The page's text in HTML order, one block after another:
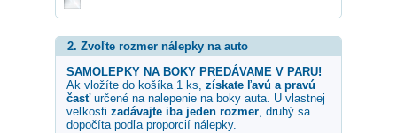
2. Zvoľte rozmer nálepky na auto
SAMOLEPKY NA BOKY PREDÁVAME V PARU!
Ak vložíte do košíka 1 ks, získate ľavú a pravú
časťurčené na nalepenie na boky auta. U vlastnej
veľkosti zadávajte iba jeden rozmer, druhý sa
dopočíta podľa proporcií nálepky.